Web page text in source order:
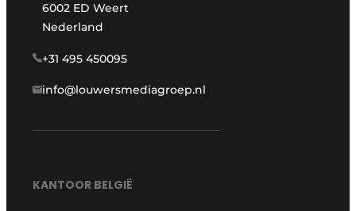
6002 ED Weert
Nederland
+31 495 450095
info@louwersmediagroep.nl
KANTOOR BELGIË